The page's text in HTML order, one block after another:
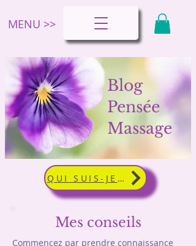
MENU >>
Blog
Pensée
Massage
QUI SUIS-JE ?
Mes conseils
Commencez par prendre connaissance